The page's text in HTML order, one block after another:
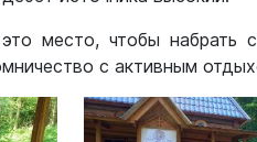
место, чтобы набрать
с активным